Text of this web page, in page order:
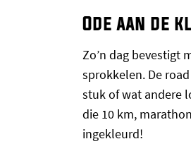
Ode aan de
Zo’n dag bevestigt
sprokkelen. De
stuk of wat andere
die 10 km,
ingekleurd!